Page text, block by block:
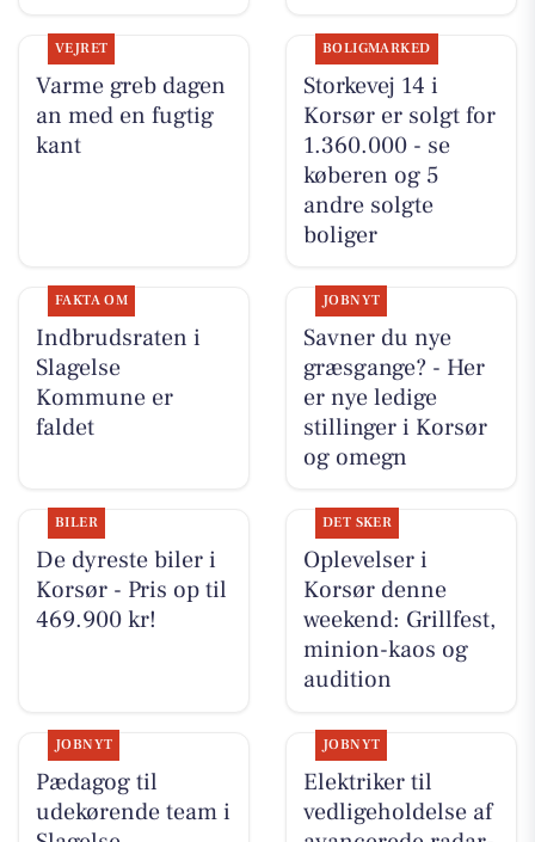
VEJRET
Varme greb dagen
an med en fugtig
kant
BOLIGMARKED
Storkevej 14 i
Korsør er solgt for
1.360.000 - se
køberen og 5
andre solgte
boliger
FAKTA OM
Indbrudsraten i
Slagelse
Kommune er
faldet
JOBNYT
Savner du nye
græsgange? - Her
er nye ledige
stillinger i Korsør
og omegn
BILER
De dyreste biler i
Korsør - Pris op til
469.900 kr!
DET SKER
Oplevelser i
Korsør denne
weekend: Grillfest,
minion-kaos og
audition
JOBNYT
Pædagog til
udekørende team i
JOBNYT
Elektriker til
vedligeholdelse af